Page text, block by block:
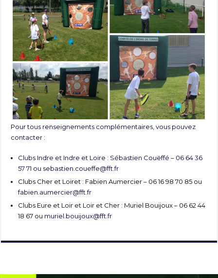
Pour tous renseignements complémentaires, vous pouvez
contacter :
Clubs Indre et Indre et Loire : Sébastien Couëffé – 06 64 36
57 71 ou sebastien.coueffe@fft.fr
Clubs Cher et Loiret : Fabien Aumercier – 06 16 98 70 85 ou
fabien.aumercier@fft.fr
Clubs Eure et Loir et Loir et Cher : Muriel Bouijoux – 06 62 44
18 67 ou muriel.bouijoux@fft.fr